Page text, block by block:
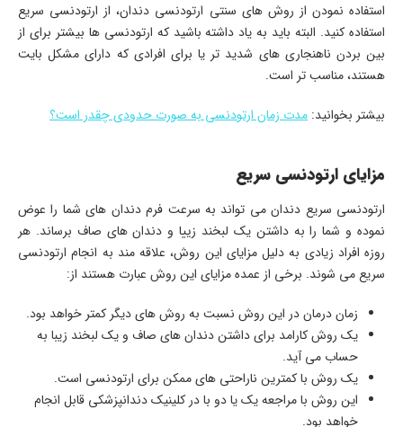
استفاده نمودن از روش های سنتی ارتودنسی دندان، از ارتودنسی سریع
استفاده کنید. البته باید به یاد داشته باشید که ارتودنسی ها بیشتر برای از
بین بردن ناهنجاری های شدید تر یا برای افرادی که دارای مشکل بایت
هستند، مناسب تر است.
بیشتر بخوانید: مدت زمان ارتودنسی به صورت حدودی چقدر است؟
مزایای ارتودنسی سریع
ارتودنسی سریع دندان می تواند به سرعت فرم دندان های شما را عوض
نموده و شما را به داشتن یک لبخند زییا و دندان های صاف برساند. هر
روزه افراد زیادی به دلیل مزایای این روش، علاقه مند به انجام ارتودنسی
سریع می شوند. برخی از عمده مزایای این روش عبارت هستند از:
زمان درمان در این روش نسبت به روش های دیگر کمتر خواهد بود.
یک روش کارامد برای داشتن دندان های صاف و یک لبخند زیبا به
حساب می آید.
یک روش با کمترین ناراحتی های ممکن برای ارتودنسی است.
این روش با مراجعه یک یا دو با در کلینیک دندانپزشکی قابل انجام
خواهد بود.